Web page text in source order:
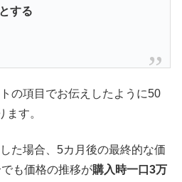
する
の項目でお伝えしたように50
す。
た場合、5カ月後の最終的な価
も価格の推移が購入時一口3万